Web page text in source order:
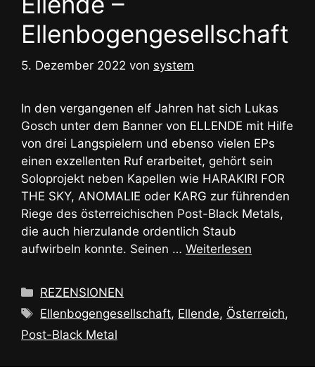
Ellenbogengesellschaft
5. Dezember 2022 von system
In den vergangenen elf Jahren hat sich Lukas
Gosch unter dem Banner von ELLENDE mit Hilfe
von drei Langspielern und ebenso vielen EPs
einen exzellenten Ruf erarbeitet, gehört sein
Soloprojekt neben Kapellen wie HARAKIRI FOR
THE SKY, ANOMALIE oder KARG zur führenden
Riege des österreichischen Post-Black Metals,
die auch hierzulande ordentlich Staub
aufwirbeln konnte. Seinen … Weiterlesen
Kategorien
REZENSIONEN
Schlagwörter
Ellenbogengesellschaft, Ellende, Österreich,
Post-Black Metal